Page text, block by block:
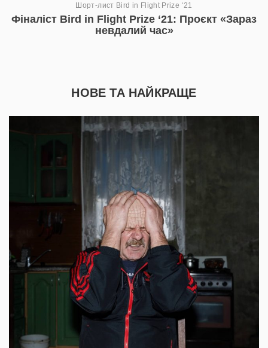
Шорт-лист Bird in Flight Prize ‘21
Фіналіст Bird in Flight Prize ‘21: Проєкт «Зараз
невдалий час»
НОВЕ ТА НАЙКРАЩЕ